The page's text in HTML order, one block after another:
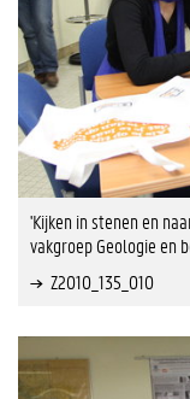
'Kijken in stenen en
vakgroep Geologie en
Z2010_135_010